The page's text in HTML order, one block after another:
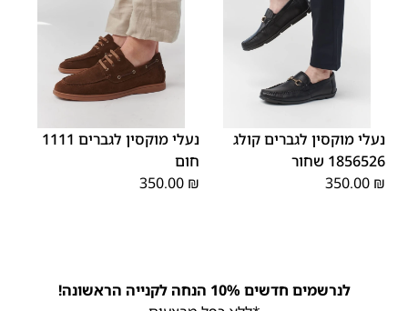
42
43
44
נעלי מוקסין לגברים קולג
1856526 שחור
350.00 ₪
44
נעלי מוקסין לגברים 1111
חום
350.00 ₪
לנרשמים חדשים 10% הנחה לקנייה הראשונה!